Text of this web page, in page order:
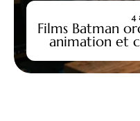
Films Batman
animation et
4